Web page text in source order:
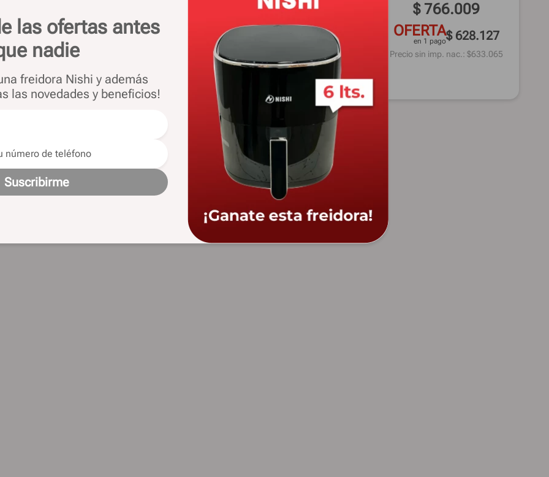
las ofertas antes
nadie
freidora Nishi y además
las novedades y beneficios!
Suscribirme
$183.891
OFERTA$ 60.146
$ 1.049.449
OFERTA $ 860.548
867.313
$ 766.009
OFERTA
en 1 pago$ 628.127
Precio sin imp. nac.: $633.065